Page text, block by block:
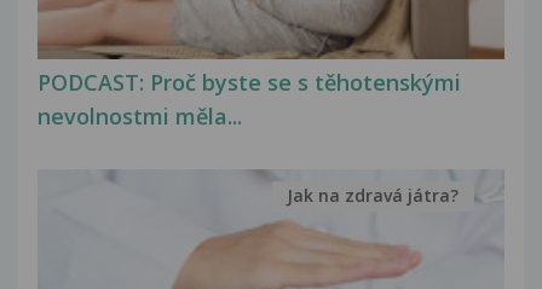
PODCAST: Proč byste se s těhotenskými
nevolnostmi měla...
Jak na zdravá játra?